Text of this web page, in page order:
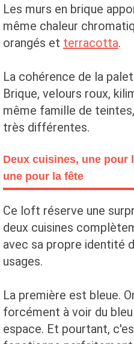
Les murs en brique
même chaleur
orangés et terracotta.
La cohérence de la
Brique, velours roux,
même famille de
très différentes.
Deux cuisines, une pour
une pour la fête
Ce loft réserve une
deux cuisines
avec sa propre identité
usages.
La première est bleue.
forcément à voir du
espace. Et pourtant,